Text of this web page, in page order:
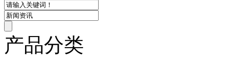
产品分类